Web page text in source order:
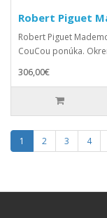
Robert Piguet
Robert Piguet
CouCou ponúka.
306,00€
1 2 3 4